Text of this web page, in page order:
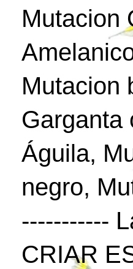
Mutacion
Mutacion
Garganta
Águila,
negro,
-----------
CRIAR